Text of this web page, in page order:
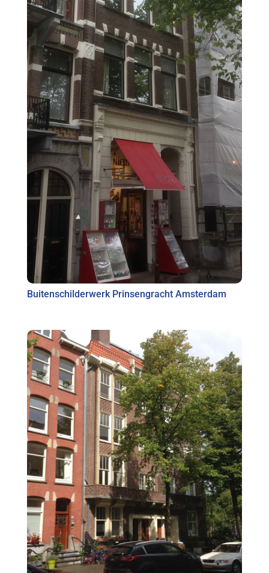
Buitenschilderwerk Prinsengracht Amsterdam